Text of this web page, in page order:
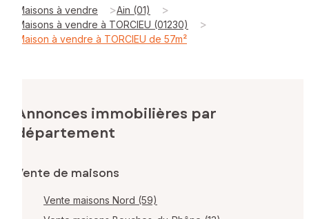
Maisons à vendre >Ain (01) >
Maisons à vendre à TORCIEU (01230) >
Maison à vendre à TORCIEU de 57m²
Annonces immobilières par
département
Vente de maisons
Vente maisons Nord (59)